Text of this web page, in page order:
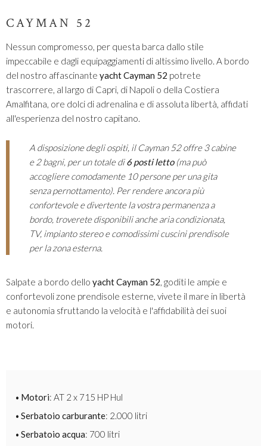
CAYMAN 52
Nessun compromesso, per questa barca dallo stile
impeccabile e dagli equipaggiamenti di altissimo livello. A bordo
del nostro affascinante yacht Cayman 52 potrete
trascorrere, al largo di Capri, di Napoli o della Costiera
Amalfitana, ore dolci di adrenalina e di assoluta libertà, affidati
all'esperienza del nostro capitano.
A disposizione degli ospiti, il Cayman 52 offre 3 cabine
e 2 bagni, per un totale di6 posti letto(ma può
accogliere comodamente 10 persone per una gita
senza pernottamento). Per rendere ancora più
confortevole e divertente la vostra permanenza a
bordo, troverete disponibili anche aria condizionata,
TV, impianto stereo e comodissimi cuscini prendisole
per la zona esterna.
Salpate a bordo dello yacht Cayman 52, goditi le ampie e
confortevoli zone prendisole esterne, vivete il mare in libertà
e autonomia sfruttando la velocità e l'affidabilità dei suoi
motori.
Motori: AT 2 x 715 HP Hul
Serbatoio carburante: 2.000 litri
Serbatoio acqua: 700 litri